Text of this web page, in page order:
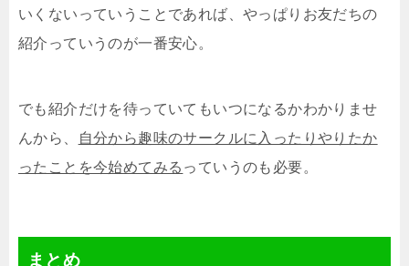
いくないっていうことであれば、やっぱりお友だちの
紹介っていうのが一番安心。
でも紹介だけを待っていてもいつになるかわかりませ
んから、
自分から趣味のサークルに入ったりやりたか
ったことを今始めてみる っていうのも必要。
まとめ